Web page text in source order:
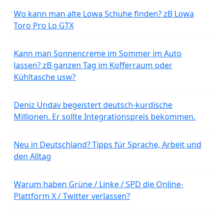
Wo kann man alte Lowa Schuhe finden? zB Lowa
Toro Pro Lo GTX
Kann man Sonnencreme im Sommer im Auto
lassen? zB ganzen Tag im Kofferraum oder
Kühltasche usw?
Deniz Undav begeistert deutsch-kurdische
Millionen. Er sollte Integrationspreis bekommen.
Neu in Deutschland? Tipps für Sprache, Arbeit und
den Alltag
Warum haben Grüne / Linke / SPD die Online-
Plattform X / Twitter verlassen?